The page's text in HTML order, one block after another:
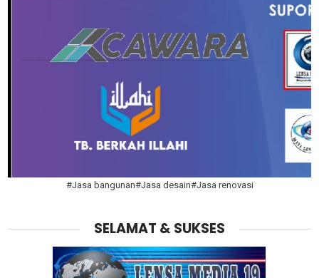
#Jasa bangunan#Jasa desain#Jasa renovasi
SELAMAT & SUKSES